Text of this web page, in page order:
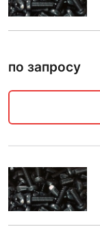
по запросу